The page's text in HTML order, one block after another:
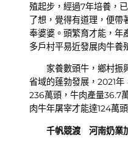
殖起步，經過7年培養，
了想，覺得有道理，便帶
奉婆婆。頭繁育才能，
多戶村平易近發展肉牛養
家養數頭牛，鄉村振
省域的蓬勃發展，2021
236萬頭，牛肉產量36.7
肉牛年屠宰才能達124萬
千帆競渡 河南奶業